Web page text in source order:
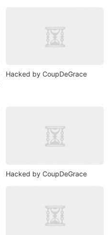
Hacked by CoupDeGrace
Hacked by CoupDeGrace